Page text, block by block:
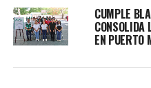
CUMPLE
CONSOLIDA
EN PUERTO